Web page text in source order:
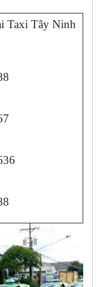
Taxi Tây Ninh